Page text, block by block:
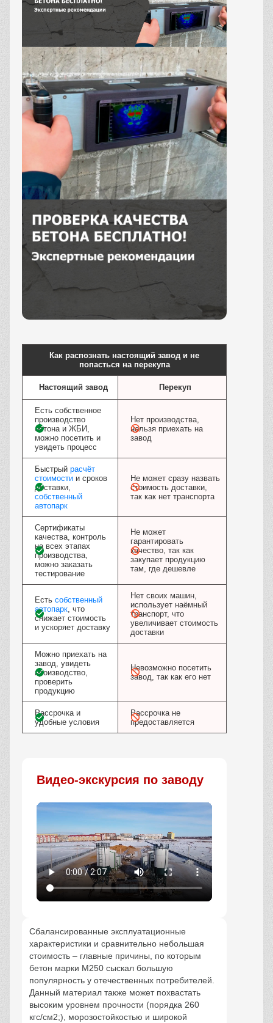
Как распознать настоящий завод и не
попасться на перекупа
Настоящий завод Перекуп
Есть собственное
производство
бетона и ЖБИ,
можно посетить и
увидеть процесс
Нет производства,
нельзя приехать на
завод
Быстрый расчёт
стоимости и сроков
доставки,
собственный
автопарк
Не может сразу назвать
стоимость доставки,
так как нет транспорта
Сертификаты
качества, контроль
на всех этапах
производства,
можно заказать
тестирование
Не может
гарантировать
качество, так как
закупает продукцию
там, где дешевле
Есть собственный
автопарк , что
снижает стоимость
и ускоряет доставку
Нет своих машин,
использует наёмный
транспорт, что
увеличивает стоимость
доставки
Можно приехать на
завод, увидеть
производство,
проверить
продукцию
Невозможно посетить
завод, так как его нет
Рассрочка и
удобные условия
Рассрочка не
предоставляется
Видео-экскурсия по заводу
Сбалансированные эксплуатационные
характеристики и сравнительно небольшая
стоимость – главные причины, по которым
бетон марки М250 сыскал большую
популярность у отечественных потребителей.
Данный материал также может похвастать
высоким уровнем прочности (порядка 260
кгс/см2;), морозостойкостью и широкой